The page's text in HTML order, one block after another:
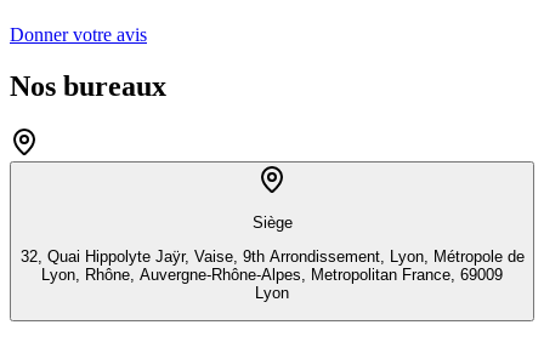
Donner votre avis
Nos bureaux
Siège
32, Quai Hippolyte Jaÿr, Vaise, 9th Arrondissement, Lyon, Métropole de
Lyon, Rhône, Auvergne-Rhône-Alpes, Metropolitan France, 69009
Lyon